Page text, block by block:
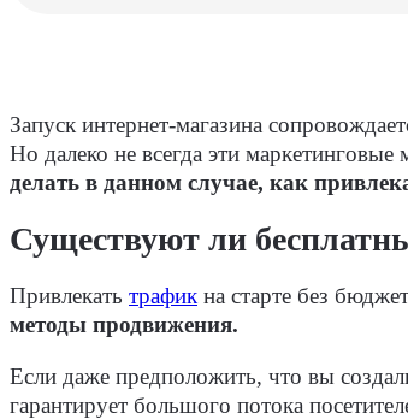
Запуск интернет-магазина
Но далеко не всегда эти
делать в данном случае, как
Существуют ли
Привлекать трафикна старте без
методы продвижения.
Если даже предположить, что вы
гарантирует большого потока